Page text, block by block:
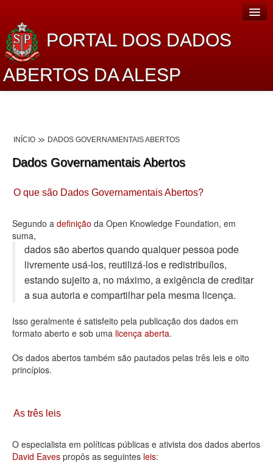
PORTAL DOS DADOS
ABERTOS DA ALESP
Lei de Acesso à Informação
Dados Governamentais Abertos
Planejamento
Catálogo de dados
Processo Legislativo
Deputados Estaduais
Administração
Legislação
Agenda
Contato
INÍCIO DADOS GOVERNAMENTAIS ABERTOS
Dados Governamentais Abertos
O que são Dados Governamentais Abertos?
Segundo a definição da Open Knowledge Foundation, em
suma,
dados são abertos quando qualquer pessoa pode
livremente usá-los, reutilizá-los e redistribuí­los,
estando sujeito a, no máximo, a exigência de creditar
a sua autoria e compartilhar pela mesma licença.
Isso geralmente é satisfeito pela publicação dos dados em
formato aberto e sob uma licença aberta.
Os dados abertos também são pautados pelas três leis e oito
princípios.
As três leis
O especialista em políticas públicas e ativista dos dados abertos
David Eaves propôs as seguintes leis: